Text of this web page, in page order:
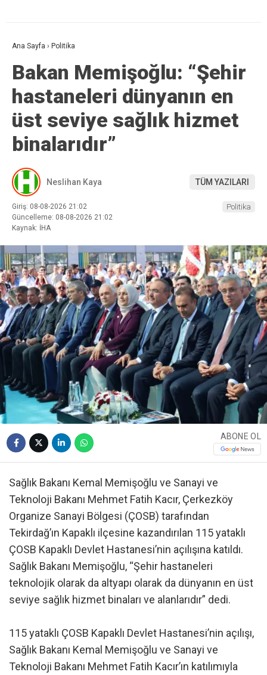
Ana Sayfa › Politika
Bakan Memişoğlu: “Şehir
hastaneleri dünyanın en
üst seviye sağlık hizmet
binalarıdır”
Neslihan Kaya TÜM YAZILARI
Giriş: 08-08-2026 21:02
Güncelleme: 08-08-2026 21:02
Kaynak: İHA
Politika
ABONE OL
Sağlık Bakanı Kemal Memişoğlu ve Sanayi ve
Teknoloji Bakanı Mehmet Fatih Kacır, Çerkezköy
Organize Sanayi Bölgesi (ÇOSB) tarafından
Tekirdağ’ın Kapaklı ilçesine kazandırılan 115 yataklı
ÇOSB Kapaklı Devlet Hastanesi’nin açılışına katıldı.
Sağlık Bakanı Memişoğlu, “Şehir hastaneleri
teknolojik olarak da altyapı olarak da dünyanın en üst
seviye sağlık hizmet binaları ve alanlarıdır” dedi.
115 yataklı ÇOSB Kapaklı Devlet Hastanesi’nin açılışı,
Sağlık Bakanı Kemal Memişoğlu ve Sanayi ve
Teknoloji Bakanı Mehmet Fatih Kacır’ın katılımıyla